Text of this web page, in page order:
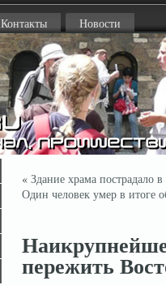
Контакты Новости
« Здание храма пострадало
Один человек умер в итоге
пережить